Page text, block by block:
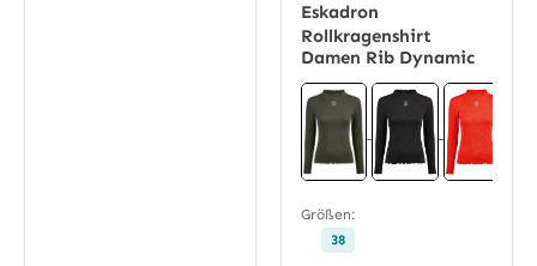
Eskadron
Rollkragenshirt
Damen Rib Dynamic
Größen:
38